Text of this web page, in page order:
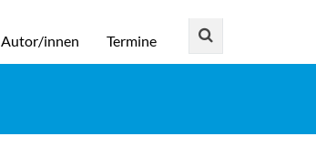
Autor/innen Termine